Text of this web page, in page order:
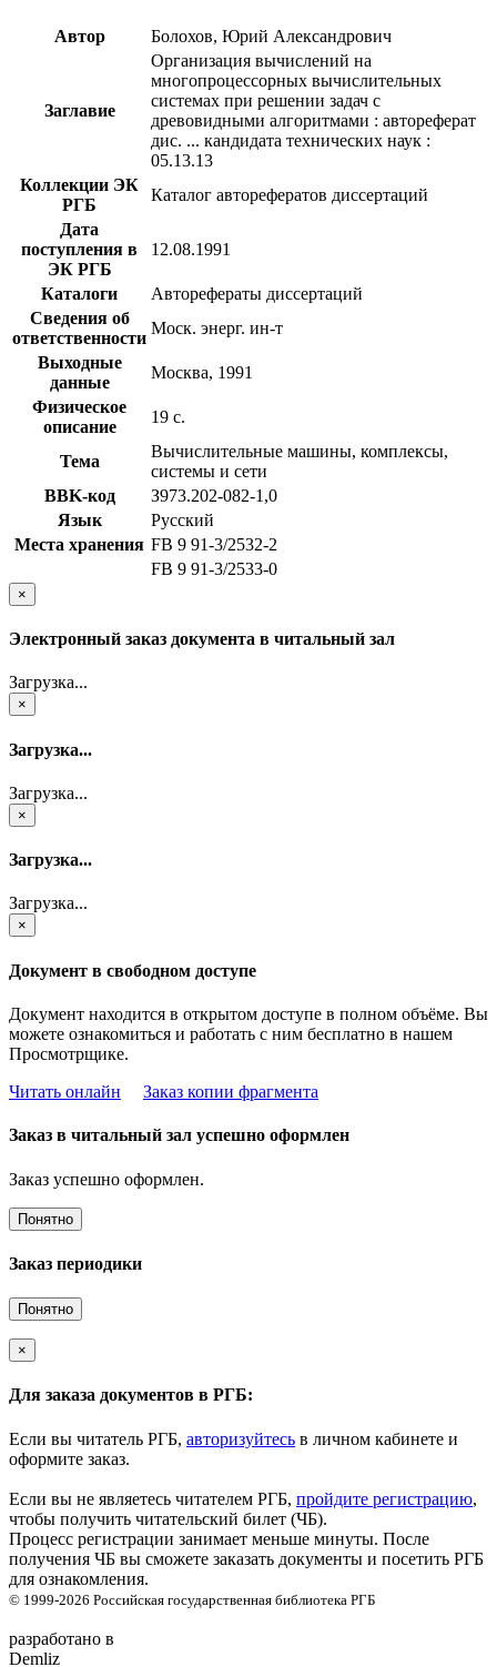
Автор Болохов, Юрий Александрович
Заглавие
Организация вычислений на
многопроцессорных вычислительных
системах при решении задач с
древовидными алгоритмами : автореферат
дис. ... кандидата технических наук :
05.13.13
Коллекции ЭК
РГБ
Каталог авторефератов диссертаций
Дата
поступления в
ЭК РГБ
12.08.1991
Каталоги
Авторефераты диссертаций
Сведения об
ответственности
Моск. энерг. ин-т
Выходные
данные
Москва, 1991
Физическое
описание
19 с.
Тема
Вычислительные машины, комплексы,
системы и сети
BBK-код
З973.202-082-1,0
Язык
Русский
Места хранения FB 9 91-3/2532-2
FB 9 91-3/2533-0
×
Электронный заказ документа в читальный зал
Загрузка...
×
Загрузка...
Загрузка...
×
Загрузка...
Загрузка...
×
Документ в свободном доступе
Документ находится в открытом доступе в полном объёме. Вы
можете ознакомиться и работать с ним бесплатно в нашем
Просмотрщике.
Читать онлайн
Заказ копии фрагмента
Заказ в читальный зал успешно оформлен
Заказ успешно оформлен.
Понятно
Заказ периодики
Понятно
×
Для заказа документов в РГБ:
Если вы читатель РГБ, авторизуйтесь в личном кабинете и
оформите заказ.
Если вы не являетесь читателем РГБ, пройдите регистрацию,
чтобы получить читательский билет (ЧБ).
Процесс регистрации занимает меньше минуты. После
получения ЧБ вы сможете заказать документы и посетить РГБ
для ознакомления.
© 1999-2026 Российская государственная библиотека РГБ
разработано в
Demliz